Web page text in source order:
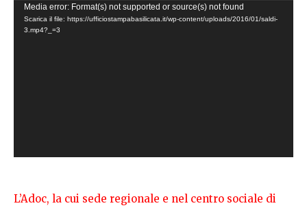
Video
Player
Media error: Format(s) not supported or source(s) not found
Scarica il file: https://ufficiostampabasilicata.it/wp-content/uploads/2016/01/saldi-
3.mp4?_=3
L’Adoc, la cui sede regionale e nel centro sociale di